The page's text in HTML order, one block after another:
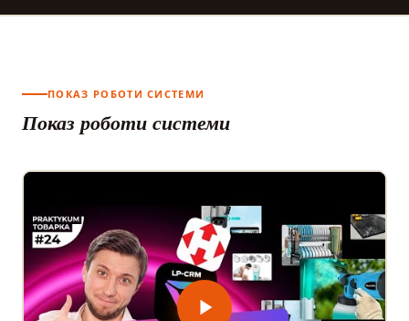
ПОКАЗ РОБОТИ СИСТЕМИ
Показ роботи системи